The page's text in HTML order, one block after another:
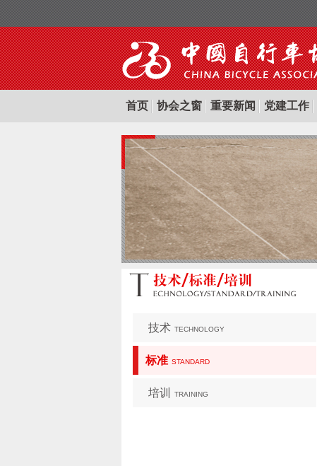
首页 协会之窗 重要新闻 党建工作
技术 TECHNOLOGY
标准 STANDARD
培训 TRAINING